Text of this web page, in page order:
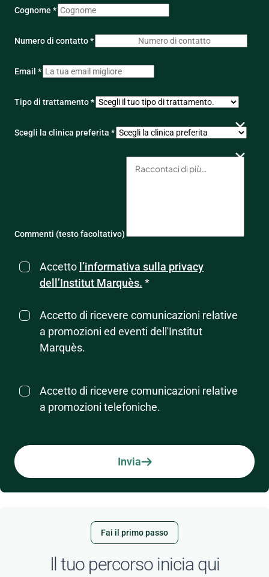
Cognome *
Numero di contatto *
Email *
Tipo di trattamento *
Scegli la clinica preferita *
Commenti (testo facoltativo)
Accetto l’informativa sulla privacy
dell’Institut Marquès. *
Accetto di ricevere comunicazioni relative
a promozioni ed eventi dell'Institut
Marquès.
Accetto di ricevere comunicazioni relative
a promozioni telefoniche.
Invia
Fai il primo passo
Il tuo percorso inicia qui